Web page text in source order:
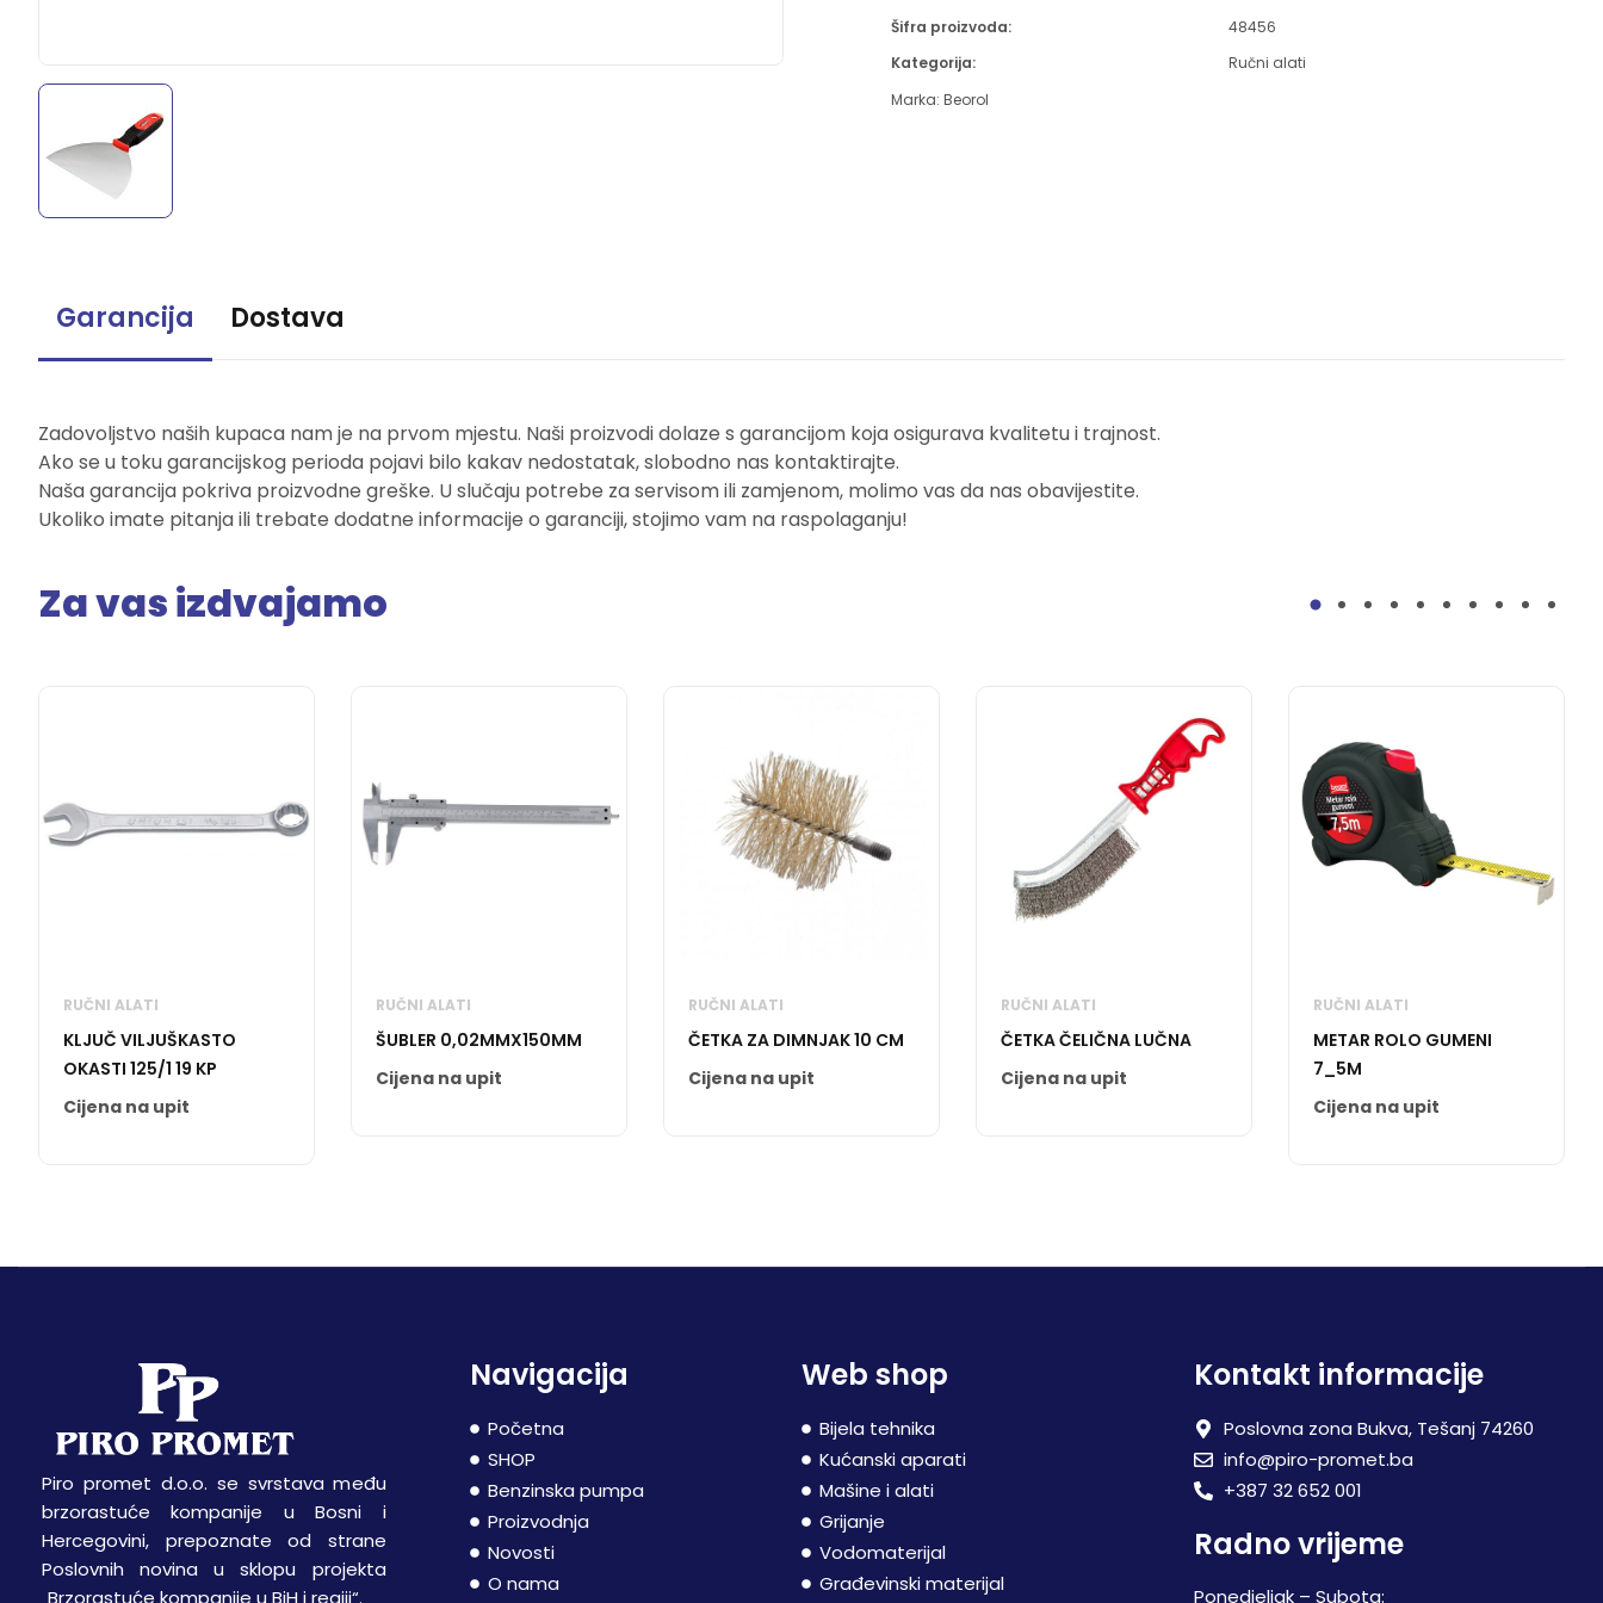
Šifra proizvoda:
48456
Kategorija:
Ručni alati
Marka: Beorol
Garancija Dostava
Zadovoljstvo naših kupaca nam je na prvom mjestu. Naši proizvodi dolaze s garancijom koja osigurava kvalitetu i trajnost.
Ako se u toku garancijskog perioda pojavi bilo kakav nedostatak, slobodno nas kontaktirajte.
Naša garancija pokriva proizvodne greške. U slučaju potrebe za servisom ili zamjenom, molimo vas da nas obavijestite.
Ukoliko imate pitanja ili trebate dodatne informacije o garanciji, stojimo vam na raspolaganju!
Za vas izdvajamo
RUČNI ALATI
KLJUČ VILJUŠKASTO
OKASTI 125/1 19 KP
Cijena na upit
RUČNI ALATI
ŠUBLER 0,02MMX150MM
Cijena na upit
RUČNI ALATI
ČETKA ZA DIMNJAK 10 CM
Cijena na upit
RUČNI ALATI
ČETKA ČELIČNA LUČNA
Cijena na upit
RUČNI ALATI
METAR ROLO GUMENI
7_5M
Cijena na upit
Piro promet d.o.o. se svrstava među
brzorastuće kompanije u Bosni i
Hercegovini, prepoznate od strane
Poslovnih novina u sklopu projekta
Navigacija
Početna
SHOP
Benzinska pumpa
Proizvodnja
Novosti
O nama
Web shop
Bijela tehnika
Kućanski aparati
Mašine i alati
Grijanje
Vodomaterijal
Građevinski materijal
Kontakt informacije
Poslovna zona Bukva, Tešanj 74260
info@piro-promet.ba
+387 32 652 001
Radno vrijeme
Ponedjeljak – Subota: